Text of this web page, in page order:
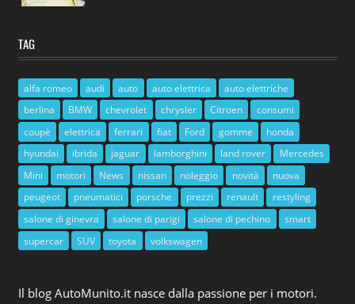
TAG
alfa romeo audi auto auto elettrica
auto elettriche
berlina
BMW chevrolet chrysler Citroen
consumi
coupè
elettrica ferrari fiat Ford gomme
honda
hyundai
ibrida jaguar lamborghini land rover
Mercedes
Mini
motori News nissan noleggio novità
nuova
peugeot
pneumatici porsche prezzi renault
restyling
salone di ginevra
salone di parigi salone di pechino
smart
supercar
SUV toyota volkswagen
Il blog AutoMunito.it nasce dalla passione per i motori.